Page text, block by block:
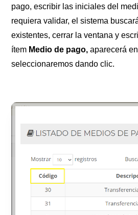
pago, escribir las iniciales del
requiera validar, el sistema
existentes, cerrar la ventana y
ítem Medio de pago,aparecerá
seleccionaremos dando clic.